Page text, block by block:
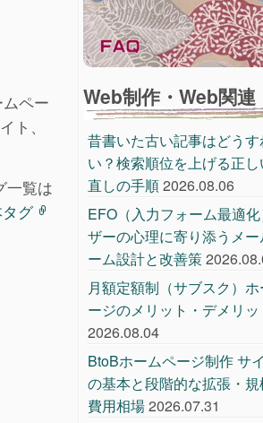
ペー
ト、
一覧は
グ
Web制作・Web関連
昔書いた古い記事はどうす
い？検索順位を上げる正し
直しの手順2026.08.06
EFO（入力フォーム最適
ザーの心理に寄り添うメー
ーム設計と改善策
月額定額制（サブスク）
ージのメリット・デメリッ
2026.08.04
BtoBホームページ制作 サ
の基本と段階的な拡張・
費用相場2026.07.31